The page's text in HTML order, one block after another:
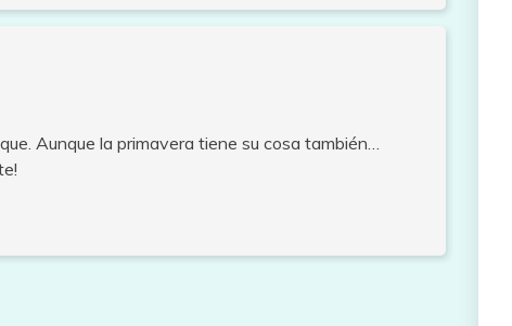
Aunque la primavera tiene su cosa también…